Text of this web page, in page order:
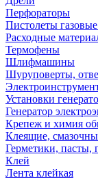
Перфораторы
Пистолеты
Расходные
Термофены
Шлифмашины
Шуруповерты,
Установки
Генератор
Крепеж и химия
Клеящие,
Герметики, пасты,
Клей
Лента клейкая